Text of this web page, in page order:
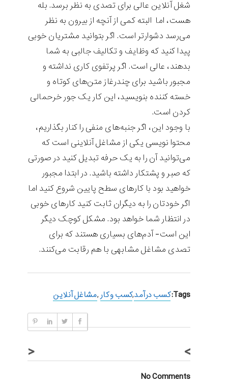
شغل آنلاین عالی برای تصدی به نظر برسد. بله
هست، اما البته کمی از آنچه از بیرون به نظر
می‌رسد دشوارتر است. اگر بتوانید مشتریان خوبی
پیدا کنید که وظایف و تکالیف جالبی به شما
بدهند، عالی است. اگر پرتفوی کاری نداشته و
مجبور باشید برای چندرغاز متن‌های کوتاه و
خسته کننده بنویسید، این کار یک جور خرحمالی
کردن است.
با وجود این، اگر جنبه‌های منفی را کنار بگذاریم،
محتوا نویسی یکی از مشاغل آنلاینی است که
می‌توانید آن را به یک حرفه تبدیل کنید در صورتی
که صبر و پشتکار داشته باشید. در ابتدا مجبور
خواهید بود با کارهای سطح پایین شروع کنید اما
اگر خودتان را به دیگران ثابت کنید کارهای خوبی
در انتظار شما خواهد بود. مشکل کوچک دیگر
این است- آدم‌های بسیاری هستند که برای
تصدی مشاغل مشابهی با هم رقابت می‌کنند.
Tags: کسب درآمد,کسب و کار ,مشاغل آنلاین
< >
No Comments